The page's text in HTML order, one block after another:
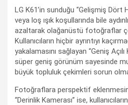
LG K61’in sunduğu “Gelişmiş Dört
veya loş ışık koşullarında bile
azaltarak olağanüstü fotoğraflar
Kullanıcıların hiçbir ayrıntıyı
yakalamasını sağlayan “Geniş
süper geniş görünüm sayesinde
büyük topluluk çekimleri sorun
Fotoğraflara perspektif
“Derinlik Kamerası” ise,